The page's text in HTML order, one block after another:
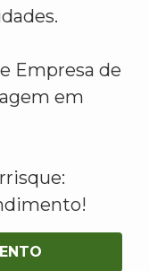
Empresa de
em